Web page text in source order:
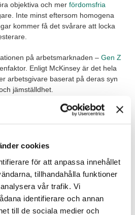
cookies
för att anpassa innehållet
tillhandahålla funktioner
vår trafik. Vi
identifierare och annan
till de sociala medier och
objektiva och mer fördomsfria
Inte minst eftersom homogena
kommer få det svårare att locka
på arbetsmarknaden – Gen Z
Enligt McKinsey är det hela
arbetsgivare baserat på deras syn
jämställdhet.